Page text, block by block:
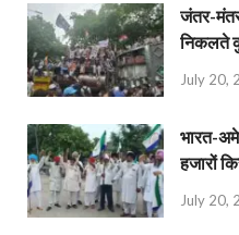
जंतर-
निकलते
July 20,
भारत-
हजारों
July 20,